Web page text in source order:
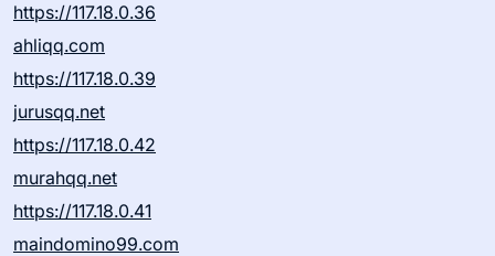
https://117.18.0.36
ahliqq.com
https://117.18.0.39
jurusqq.net
https://117.18.0.42
murahqq.net
https://117.18.0.41
maindomino99.com